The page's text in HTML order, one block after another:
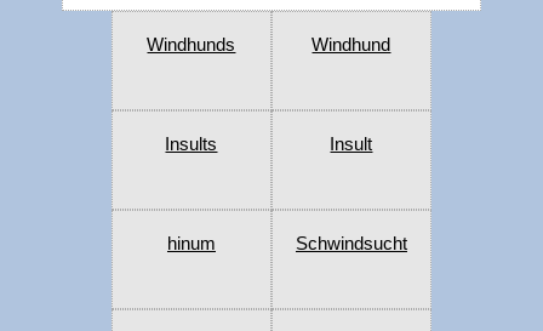
Windhunds Windhund
Insults Insult
hinum Schwindsucht